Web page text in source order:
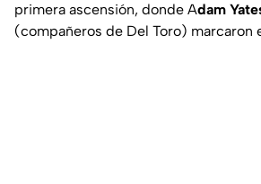
primera ascensión, donde Adam
(compañeros de Del Toro) marcaron